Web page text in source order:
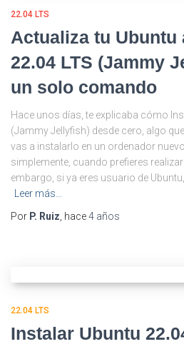
22.04 LTS
Actualiza tu Ubuntu
22.04 LTS (Jammy
un solo comando
Hace unos días, te explicaba cómo
(Jammy Jellyfish) desde cero, algo
vas a instalarlo en un ordenador
simplemente, cuando prefieres
embargo, si ya eres usuario de
Leer más…
Por P. Ruiz , hace4 años
22.04 LTS
Instalar Ubuntu